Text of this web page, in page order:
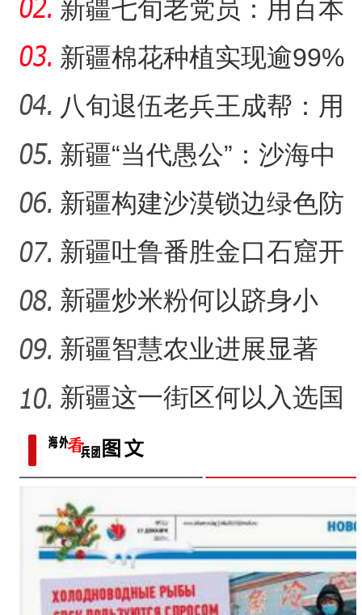
沙又致富？
新疆七旬老党员：用百本
日记记录村子半个多世纪
变
新疆棉花种植实现逾99%
机械化播种
八旬退伍老兵王成帮：用
半生光阴为城市披绿装
新疆“当代愚公”：沙海中
41载“凿”34公里“绿色
新疆构建沙漠锁边绿色防
护带 从“锁边绿化”到“产
新疆吐鲁番胜金口石窟开
放有何特殊意义？
新疆炒米粉何以跻身小
吃“顶流”？
新疆智慧农业进展显著
新疆这一街区何以入选国
家级旅游休闲街区名单？